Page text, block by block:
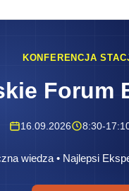
KONFERENCJA
Forum
16.09.2026 8:30-
wiedza • Najlepsi